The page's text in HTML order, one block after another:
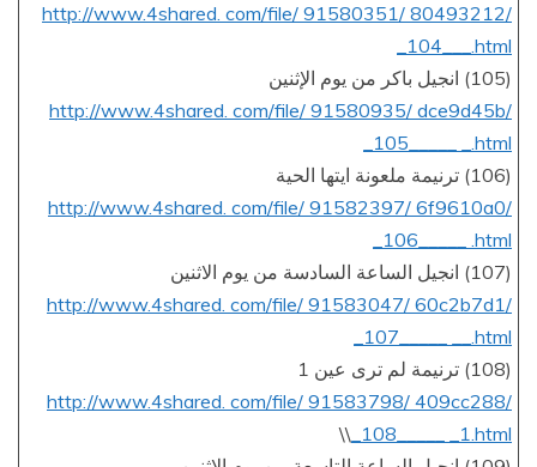
http://www.4shared. com/file/ 91580351/ 80493212/
_104___.html
(105) انجيل باكر من يوم الإثنين
http://www.4shared. com/file/ 91580935/ dce9d45b/
_105_____ _.html
(106) ترنيمة ملعونة ايتها الحية
http://www.4shared. com/file/ 91582397/ 6f9610a0/
_106_____ .html
(107) انجيل الساعة السادسة من يوم الاثنين
http://www.4shared. com/file/ 91583047/ 60c2b7d1/
_107_____ __.html
(108) ترنيمة لم ترى عين 1
http://www.4shared. com/file/ 91583798/ 409cc288/
_108_____ _1.html
\\